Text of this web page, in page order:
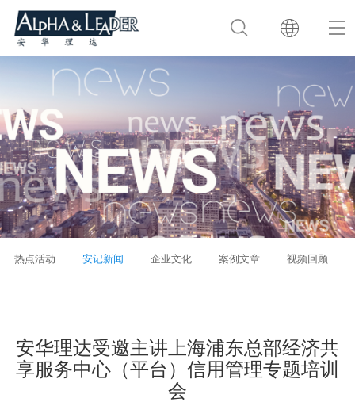
热点活动 安记新闻 企业文化 案例文章 视频回顾
安华理达受邀主讲上海浦东总部经济共
享服务中心（平台）信用管理专题培训
会